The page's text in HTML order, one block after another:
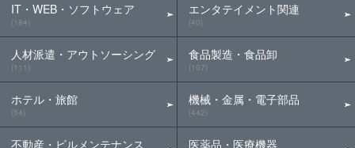
IT・WEB・ソフトウェア
(184)
人材派遣・アウトソーシング
(111)
ホテル・旅館
(54)
不動産・ビルメンテナンス
エンタテイメント関連
(40)
食品製造・食品卸
(107)
機械・金属・電子部品
(442)
医薬品・医療機器